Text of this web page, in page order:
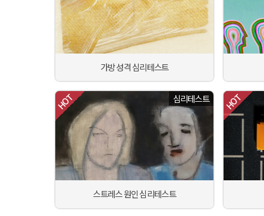
가방 성격 심리테스트
심리테스트
스트레스 원인 심리테스트